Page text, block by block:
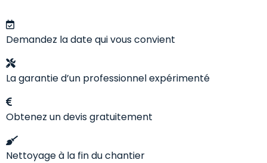
Demandez la date qui vous convient
La garantie d’un professionnel expérimenté
Obtenez un devis gratuitement
Nettoyage à la fin du chantier